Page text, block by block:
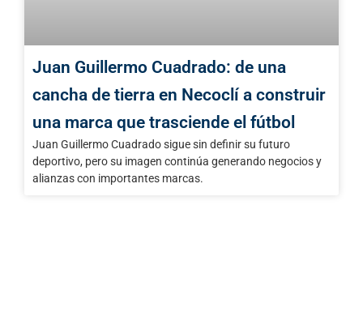
Juan Guillermo Cuadrado: de una
cancha de tierra en Necoclí a construir
una marca que trasciende el fútbol
Juan Guillermo Cuadrado sigue sin definir su futuro
deportivo, pero su imagen continúa generando negocios y
alianzas con importantes marcas.